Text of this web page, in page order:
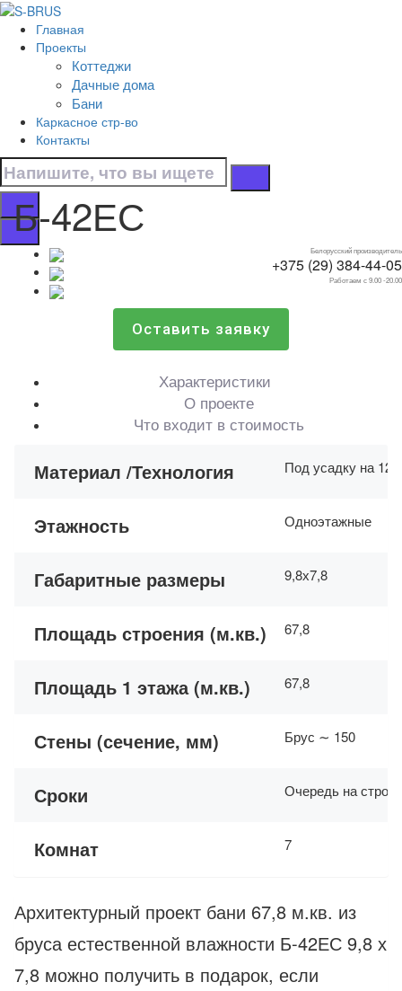
Перейти к контенту
Главная
Проекты
Коттеджи
Дачные дома
Бани
Каркасное стр-во
Контакты
Белорусский производитель
+375 (29) 384-44-05
Работаем с 9.00 -20.00
Б-42ЕС
Б-42ЕС
Б-42ЕС
Оставить заявку
Характеристики
О проекте
Что входит в стоимость
Материал /Технология Под усадку на 12-
Этажность Одноэтажные
Габаритные размеры 9,8х7,8
Площадь строения (м.кв.) 67,8
Площадь 1 этажа (м.кв.) 67,8
Стены (сечение, мм) Брус ∼ 150
Сроки Очередь на
Комнат 7
Архитектурный проект бани 67,8 м.кв. из
бруса естественной влажности Б-42ЕС 9,8 х
7,8 можно получить в подарок, если